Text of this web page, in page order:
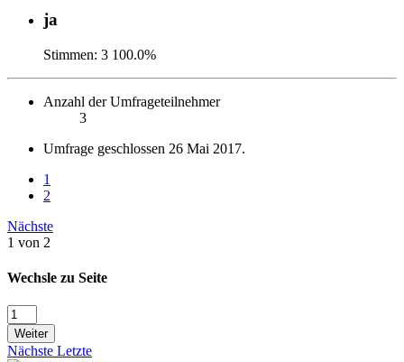
ja
Stimmen: 3 100.0%
Anzahl der Umfrageteilnehmer
3
Umfrage geschlossen 26 Mai 2017.
1
2
Nächste
1 von 2
Wechsle zu Seite
Weiter
Nächste Letzte